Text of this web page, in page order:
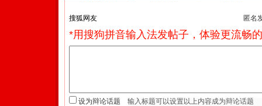
匿名
*用搜狗拼音输入法发帖子，体验更流畅
设为辩论话题